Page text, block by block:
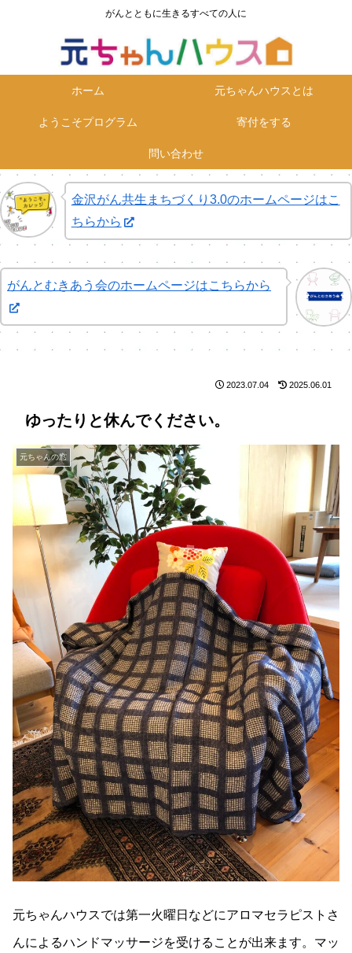
がんとともに生きるすべての人に
ホーム 元ちゃんハウスとは
ようこそプログラム 寄付をする
問い合わせ
金沢がん共生まちづくり3.0のホームページはこ
ちらから
がんとむきあう会のホームページはこちらから
ゆったりと休んでください。
元ちゃんの窓
2023.07.04 2025.06.01
元ちゃんハウスでは第一火曜日などにアロマセラピストさ
んによるハンドマッサージを受けることが出来ます。マッ